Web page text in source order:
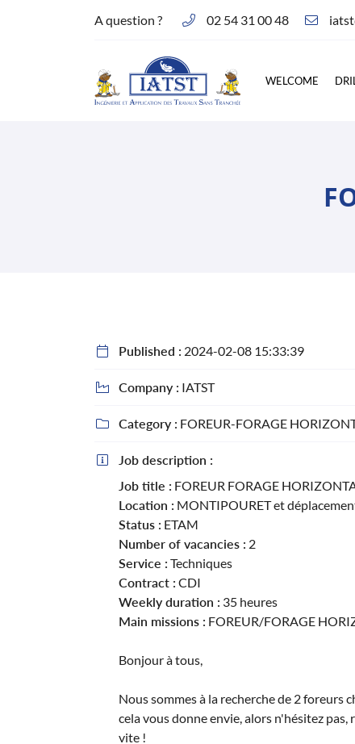
A question ? 02 54 31 00 48
WELCOME
02 54 31 00 48
email indiqué ci-dessus. Vous pouvez vous désinscrire à tout moment en
Inscription
 Published : 2024-02-08 15:33:39
 Company : IATST
 Category : FOREUR-FORAGE

Job description :
Job title : FOREUR FORAGE
Location : MONTIPOURET et
Status : ETAM
Number of vacancies : 2
Service : Techniques
Contract : CDI
Weekly duration : 35 heures
Main missions : FOREUR/FORAGE
Bonjour à tous,
Nous sommes à la recherche de 2 foreurs
cela vous donne envie, alors n'hésitez pas,
vite !